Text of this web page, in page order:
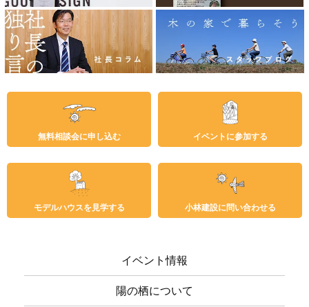
無料相談会に申し込む イベントに参加する
モデルハウスを見学する 小林建設に問い合わせる
イベント情報
陽の栖について